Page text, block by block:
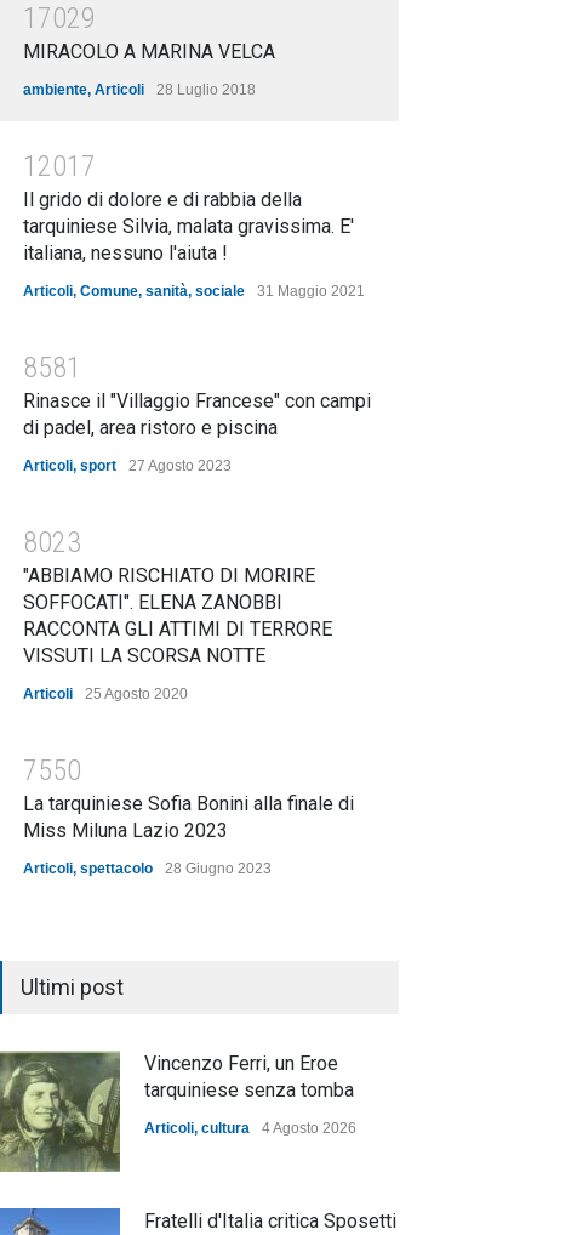
17029
MIRACOLO A MARINA VELCA
ambiente, Articoli 28 Luglio 2018
12017
Il grido di dolore e di rabbia della
tarquiniese Silvia, malata gravissima. E'
italiana, nessuno l'aiuta !
Articoli, Comune, sanità, sociale 31 Maggio 2021
8581
Rinasce il "Villaggio Francese" con campi
di padel, area ristoro e piscina
Articoli, sport 27 Agosto 2023
8023
"ABBIAMO RISCHIATO DI MORIRE
SOFFOCATI". ELENA ZANOBBI
RACCONTA GLI ATTIMI DI TERRORE
VISSUTI LA SCORSA NOTTE
Articoli 25 Agosto 2020
7550
La tarquiniese Sofia Bonini alla finale di
Miss Miluna Lazio 2023
Articoli, spettacolo 28 Giugno 2023
Ultimi post
Vincenzo Ferri, un Eroe
tarquiniese senza tomba
Articoli, cultura 4 Agosto 2026
Fratelli d'Italia critica Sposetti